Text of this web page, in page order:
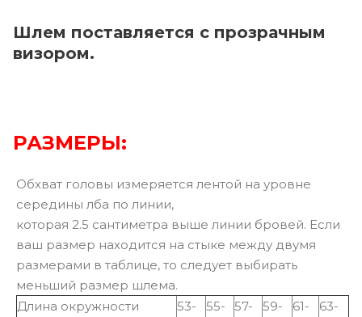
Шлем поставляется с прозрачным
визором.
РАЗМЕРЫ:
Обхват головы измеряется лентой на уровне
середины лба по линии,
которая 2.5 сантиметра выше линии бровей. Если
ваш размер находится на стыке между двумя
размерами в таблице, то следует выбирать
меньший размер шлема.
Длина окружности
53-
55-
57-
59-
61-
63-